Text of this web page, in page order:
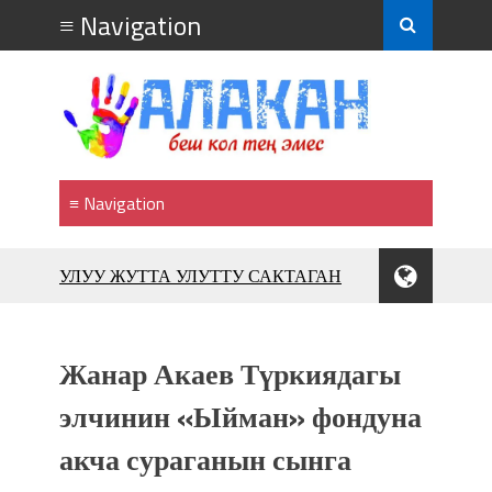
УЛУУ ЖУТТА УЛУТТУ САКТАГАН
фонтанов в Royal Central Park
Аида САЛЯНОВА: "Кыргыз шахмат
союзунун президенти болуп
шайланышым сыймык жана чоң
Жанар Акаев Түркиядагы
элчинин «Ыйман» фондуна
акча сураганын сынга